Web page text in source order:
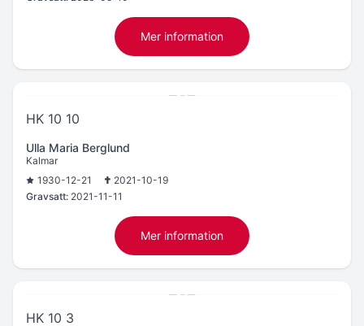
Mer information
HK 10 10
Ulla Maria Berglund
Kalmar
1930-12-21
2021-10-19
Gravsatt: 2021-11-11
Mer information
HK 10 3